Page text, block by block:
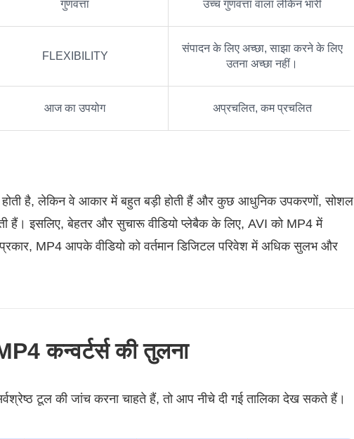
गुणवत्ता उच्च गुणवत्ता वाला लेकिन भारी
FLEXIBILITY
संपादन के लिए अच्छा, साझा करने के लिए
उतना अच्छा नहीं।
आज का उपयोग अप्रचलित, कम प्रचलित
होती है, लेकिन वे आकार में बहुत बड़ी होती हैं और कुछ आधुनिक उपकरणों, सोशल
हैं। इसलिए, बेहतर और सुचारू वीडियो प्लेबैक के लिए, AVI को MP4 में
MP4 आपके वीडियो को वर्तमान डिजिटल परिवेश में अधिक सुलभ और
कन्वर्टर्स की तुलना
टूल की जांच करना चाहते हैं, तो आप नीचे दी गई तालिका देख सकते हैं।